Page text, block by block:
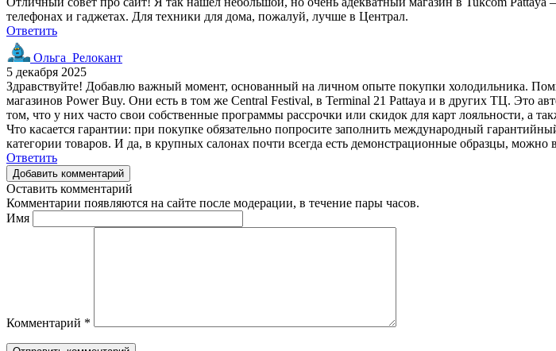
телефонах и гаджетах. Для техники для дома, пожалуй, лучше в Централ.
Ответить
Ольга_Релокант
5 декабря 2025
Здравствуйте! Добавлю важный момент, основанный на личном опыте покупки холодильника.
магазинов Power Buy. Они есть в том же Central Festival, в Terminal 21 Pattaya и в других ТЦ. Это
том, что у них часто свои собственные программы рассрочки или скидок для карт лояльности, а
Что касается гарантии: при покупке обязательно попросите заполнить международный
категории товаров. И да, в крупных салонах почти всегда есть демонстрационные образцы, можно
Ответить
Добавить комментарий
Оставить комментарий
Комментарии появляются на сайте после модерации, в течение пары часов.
Имя
Комментарий *